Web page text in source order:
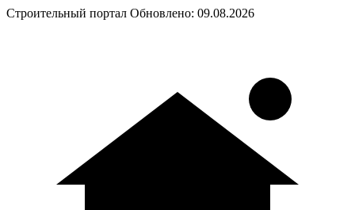
Строительный портал Обновлено: 09.08.2026